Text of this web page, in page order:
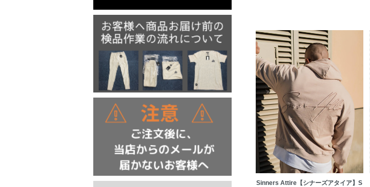
Sinners Attire【シナーズアタイア】S